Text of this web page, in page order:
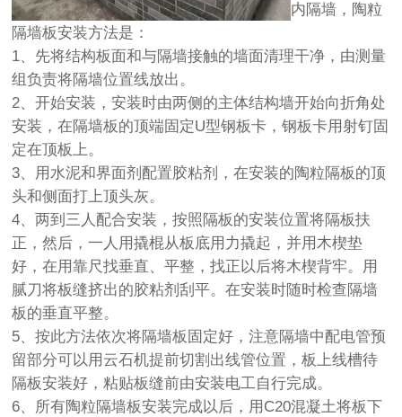
内隔墙，陶粒
隔墙板安装方法是：
1、先将结构板面和与隔墙接触的墙面清理干净，由测量
组负责将隔墙位置线放出。
2、开始安装，安装时由两侧的主体结构墙开始向折角处
安装，在隔墙板的顶端固定U型钢板卡，钢板卡用射钉固
定在顶板上。
3、用水泥和界面剂配置胶粘剂，在安装的陶粒隔板的顶
头和侧面打上顶头灰。
4、两到三人配合安装，按照隔板的安装位置将隔板扶
正，然后，一人用撬棍从板底用力撬起，并用木楔垫
好，在用靠尺找垂直、平整，找正以后将木楔背牢。用
腻刀将板缝挤出的胶粘剂刮平。在安装时随时检查隔墙
板的垂直平整。
5、按此方法依次将隔墙板固定好，注意隔墙中配电管预
留部分可以用云石机提前切割出线管位置，板上线槽待
隔板安装好，粘贴板缝前由安装电工自行完成。
6、所有陶粒隔墙板安装完成以后，用C20混凝土将板下